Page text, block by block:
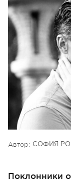
Автор: СОФИЯ
Поклонники